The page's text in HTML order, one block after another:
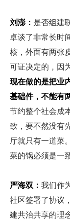
刘澎： 是否组建
卓谈了非常长时
核，外面有两张
可证决定的，因
现在做的是把业
基础件，不能有
节约整个社会成
致，要不然没有
厅就只有一道菜
菜的锅必须是一
严海双： 我们作
社区签署了协议
建共治共享的理